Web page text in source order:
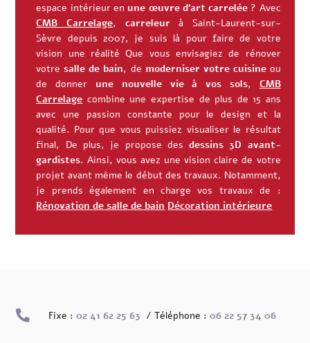
espace intérieur en une œuvre d’art carrelée ? Avec
CMB Carrelage, carreleur à Saint-Laurent-sur-
Sèvre depuis 2007, je suis là pour faire de votre
vision une réalitéQue vous envisagiez de rénover
votresalle de bain, de moderniser votre cuisineou
de donner une nouvelle vie à vos sols, CMB
Carrelage combine une expertise de plus de 15 ans
avec une passion constante pour le design et la
qualité. Pour que vous puissiez visualiser le résultat
final, De plus, je propose desdessins 3D avant-
gardistes. Ainsi, vous avez une vision claire de votre
projet avant même le début des travaux. Notamment,
je prends également en charge vos travaux de :
Rénovation de salle de bain Décoration intérieure
 Fixe : 02 41 62 25 63 / Téléphone : 06 22 57 34 06